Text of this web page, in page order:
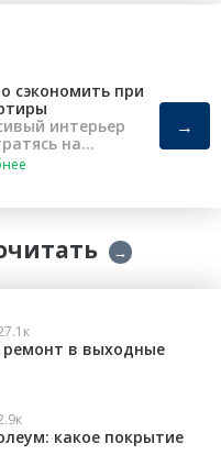
сэкономить при
интерьер
на
→
→
в выходные
какое покрытие